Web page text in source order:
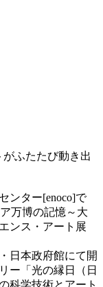
ふたたび動き出
ンター[enoco]で
万博の記憶～大
ンス・アート展
日本政府館にて開
ー「光の縁日（日
科学技術とアート